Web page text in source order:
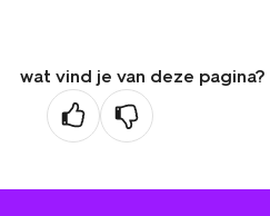
wat vind je van deze pagina?